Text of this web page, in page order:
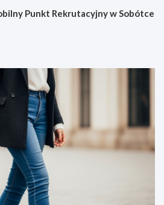
Punkt Rekrutacyjny w Sobótce